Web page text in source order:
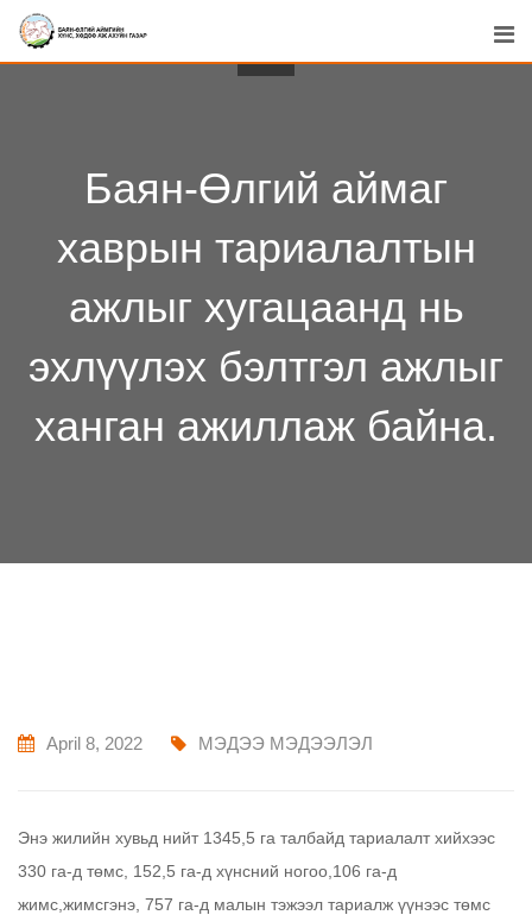
Skip
Баян-Өлгий аймаг
хаврын тариалалтын
ажлыг хугацаанд нь
эхлүүлэх бэлтгэл ажлыг
ханган ажиллаж байна.
April 8, 2022 МЭДЭЭ МЭДЭЭЛЭЛ
Энэ жилийн хувьд нийт 1345,5 га талбайд тариалалт хийхээс
330 га-д төмс, 152,5 га-д хүнсний ногоо,106 га-д
жимс,жимсгэнэ, 757 га-д малын тэжээл тариалж үүнээс төмс